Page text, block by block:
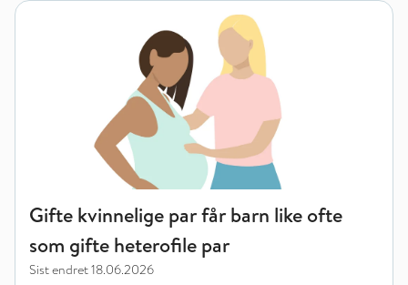
Gifte kvinnelige par får barn like ofte som gifte heterofile par
Gifte kvinnelige par får barn like ofte
som gifte heterofile par
Sist endret18.06.2026